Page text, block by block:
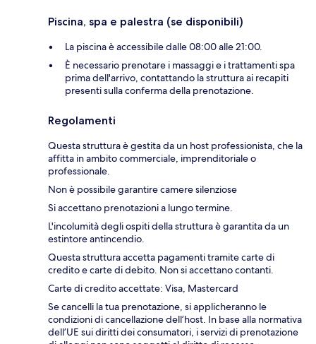
Piscina, spa e palestra (se disponibili)
La piscina è accessibile dalle 08:00 alle 21:00.
È necessario prenotare i massaggi e i trattamenti spa
prima dell'arrivo, contattando la struttura ai recapiti
presenti sulla conferma della prenotazione.
Regolamenti
Questa struttura è gestita da un host professionista, che la
affitta in ambito commerciale, imprenditoriale o
professionale.
Non è possibile garantire camere silenziose
Si accettano prenotazioni a lungo termine.
L'incolumità degli ospiti della struttura è garantita da un
estintore antincendio.
Questa struttura accetta pagamenti tramite carte di
credito e carte di debito. Non si accettano contanti.
Carte di credito accettate: Visa, Mastercard
Se cancelli la tua prenotazione, si applicheranno le
condizioni di cancellazione dell’host. In base alla normativa
dell’UE sui diritti dei consumatori, i servizi di prenotazione